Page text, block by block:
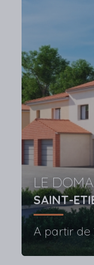
LE
SAINT-
A partir de